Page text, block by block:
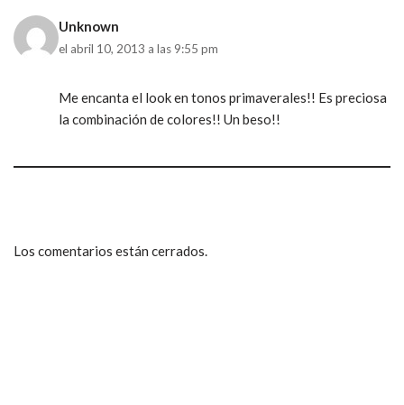
Unknown
el abril 10, 2013 a las 9:55 pm
Me encanta el look en tonos primaverales!! Es preciosa
la combinación de colores!! Un beso!!
Los comentarios están cerrados.